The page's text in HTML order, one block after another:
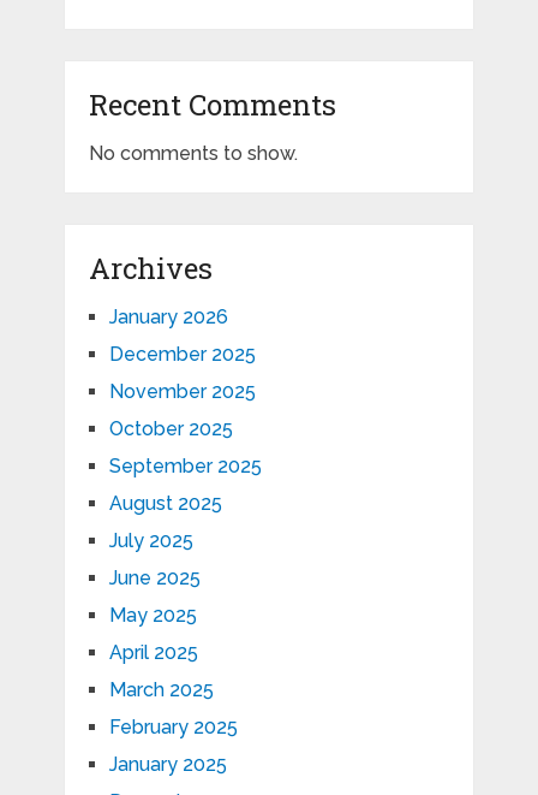
Recent Comments
No comments to show.
Archives
January 2026
December 2025
November 2025
October 2025
September 2025
August 2025
July 2025
June 2025
May 2025
April 2025
March 2025
February 2025
January 2025